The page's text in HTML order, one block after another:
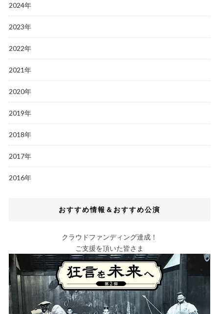
2024年
2023年
2022年
2021年
2020年
2019年
2018年
2017年
2016年
おすすめ情報＆おすすめ公演
クラウドファンディング達成！
ご支援を頂いた皆さま